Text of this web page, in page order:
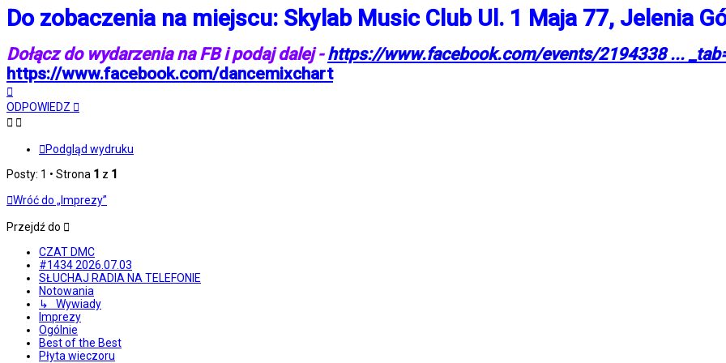
Do zobaczenia na miejscu: Skylab Music Club Ul. 1 Maja 77, Jelenia
Dołącz do wydarzenia na FB i podaj dalej -https://www.facebook.com/events/2194338 ...
https://www.facebook.com/dancemixchart
górę
ODPOWIEDZ
Podgląd wydruku
Posty: 1 • Strona 1 z 1
Wróć do „Imprezy”
Przejdź do
CZAT DMC
#1434 2026.07.03
SŁUCHAJ RADIA NA TELEFONIE
Notowania
↳ Wywiady
Imprezy
Ogólnie
Best of the Best
Płyta wieczoru